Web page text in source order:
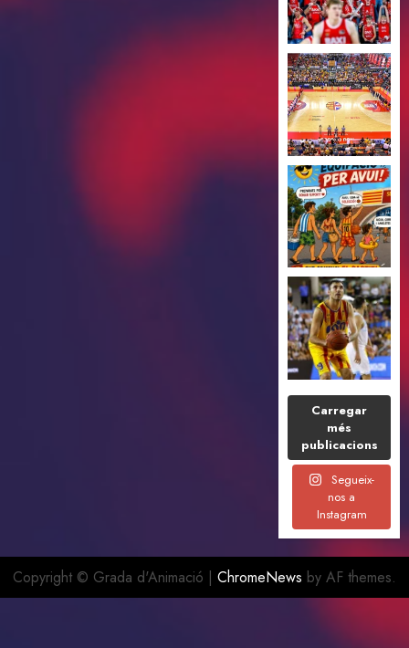
Carregar
més
publicacions
Segueix-
nos a
Instagram
Copyright © Grada d'Animació | ChromeNews by AF themes.